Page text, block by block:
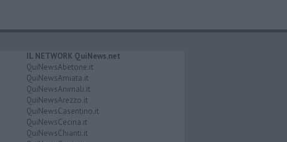
IL NETWORK QuiNews.net
QuiNewsAbetone.it
QuiNewsAmiata.it
QuiNewsAnimali.it
QuiNewsArezzo.it
QuiNewsCasentino.it
QuiNewsCecina.it
QuiNewsChianti.it